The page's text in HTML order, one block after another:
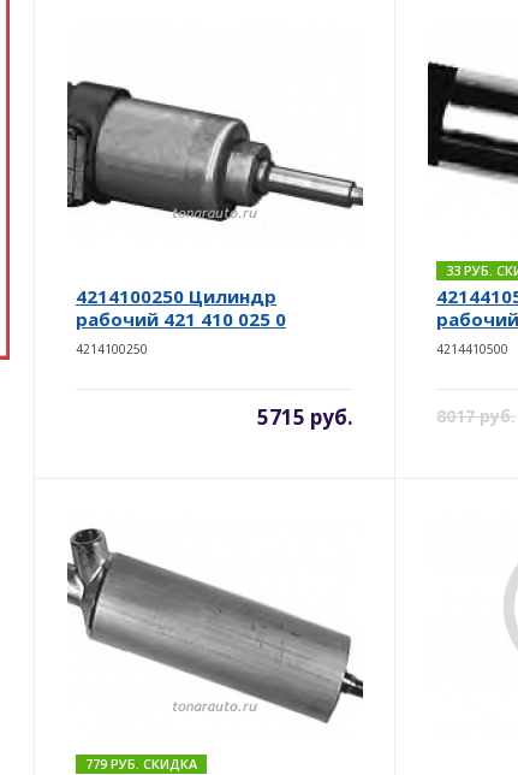
4214100250 Цилиндр
рабочий 421 410 025 0
4214100250
5715 руб.
33 РУБ.
рабочий
4214410500
8017 руб.
779 РУБ. СКИДКА